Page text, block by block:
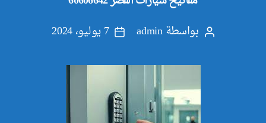
كاتببواسطةadmin
تاريخ
7 يوليو، 2024